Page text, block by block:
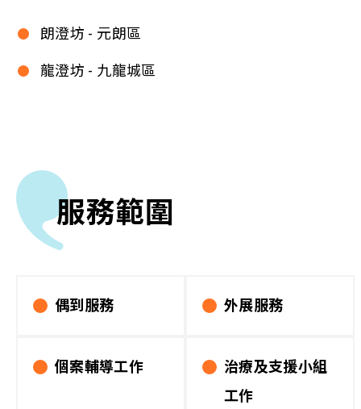
朗澄坊 - 元朗區
龍澄坊 - 九龍城區
服務範圍
偶到服務 外展服務
個案輔導工作
治療及支援小組
工作